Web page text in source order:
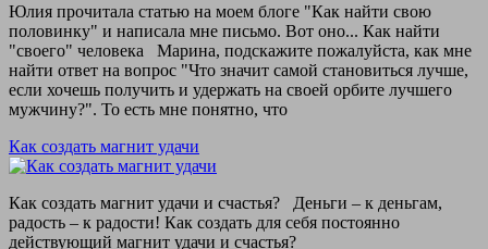
Юлия прочитала статью на моем блоге "Как найти свою
половинку" и написала мне письмо. Вот оно... Как найти
"своего" человека Марина, подскажите пожалуйста, как мне
найти ответ на вопрос "Что значит самой становиться лучше,
если хочешь получить и удержать на своей орбите лучшего
мужчину?". То есть мне понятно, что
Как создать магнит удачи
Как создать магнит удачи и счастья? Деньги – к деньгам,
радость – к радости! Как создать для себя постоянно
действующий магнит удачи и счастья?